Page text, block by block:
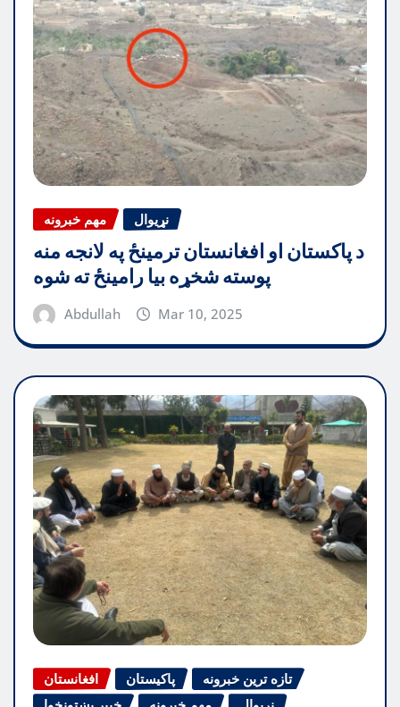
مهم خبرونه نړیوال
د پاکستان او افغانستان ترمینځ په لانجه منه
پوسته شخړه بیا رامینځ ته شوه
Abdullah Mar 10, 2025
افغانستان پاکیستان
تازه ترین خبرونه